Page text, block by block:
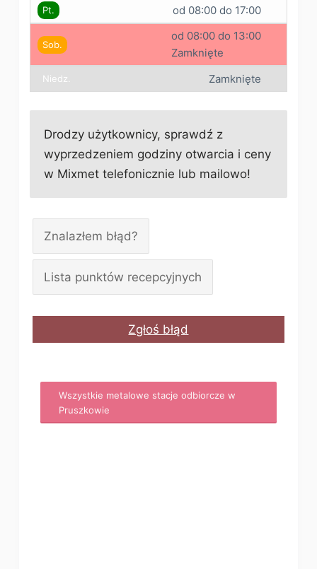
Pt. od 08:00 do 17:00
Sob.
od 08:00 do 13:00
Zamknięte
Niedz. Zamknięte
Drodzy użytkownicy, sprawdź z
wyprzedzeniem godziny otwarcia i ceny
w Mixmet telefonicznie lub mailowo!
Znalazłem błąd?
Lista punktów recepcyjnych
Zgłoś błąd
Wszystkie metalowe stacje odbiorcze w
Pruszkowie